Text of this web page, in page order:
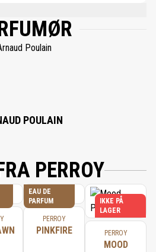
AQUA (WATER), TETRAMETHYL
ALPHA-ISOMETHYL IONONE,
BARK OIL, CINNAMYL ALCOHOL,
POULAIN
PERROY
EAU DE
PARFUM
PERROY
PINKFIRE
IKKE PÅ
LAGER
PERROY
MOOD